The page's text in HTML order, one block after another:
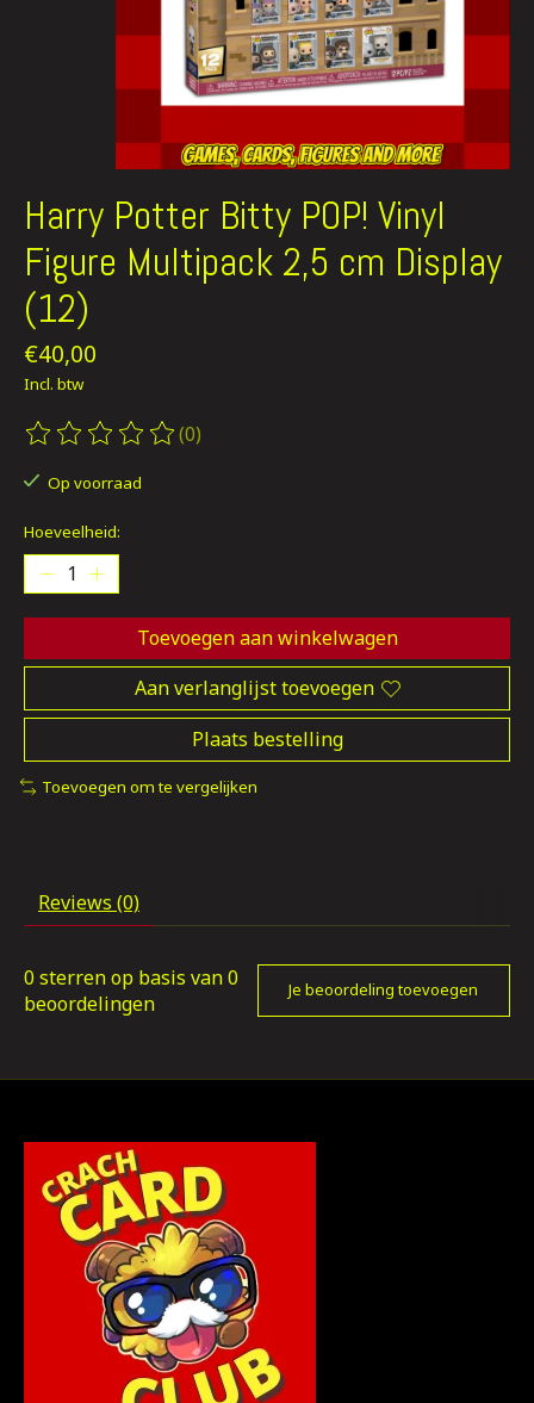
Harry Potter Bitty POP! Vinyl
Figure Multipack 2,5 cm Display
(12)
€40,00
Incl. btw
De beoordeling van dit product is
(0)
Op voorraad
Hoeveelheid:
Toevoegen aan winkelwagen
Aan verlanglijst toevoegen
Plaats bestelling
Toevoegen om te vergelijken
Reviews (0)
0 sterren op basis van0
beoordelingen
Je beoordeling toevoegen